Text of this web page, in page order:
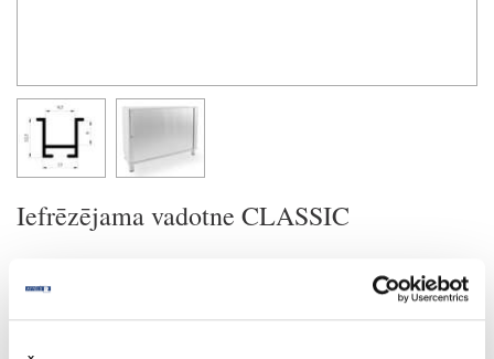
Iefrēzējama vadotne CLASSIC
Uzdot jautājumu
Nosūtīt saiti uz produktu